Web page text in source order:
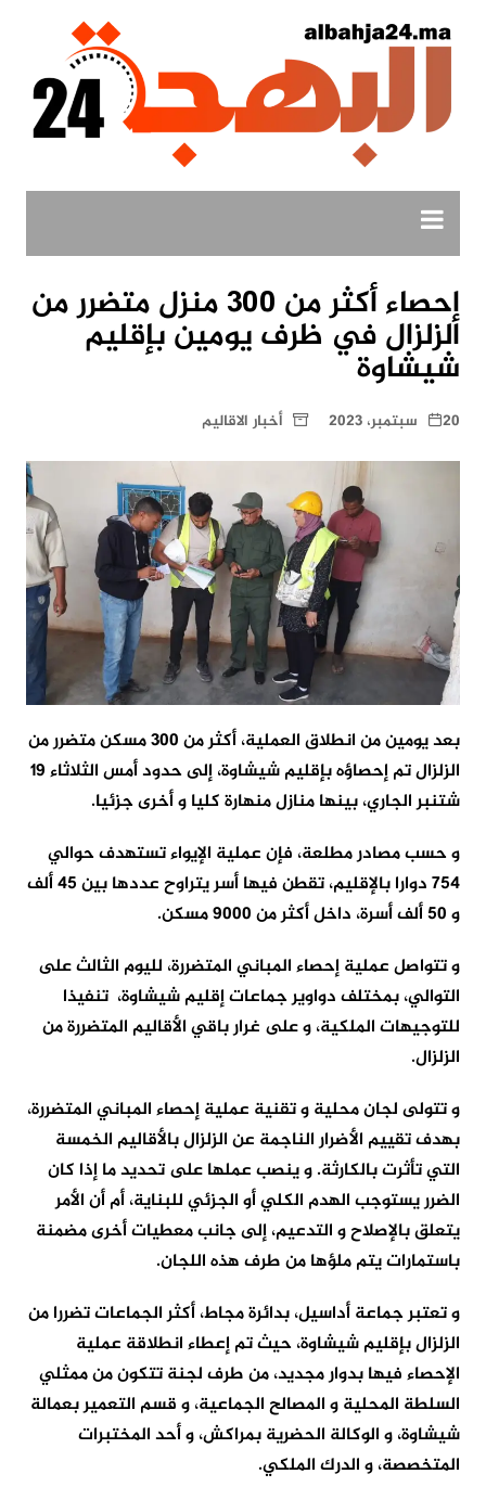
إحصاء أكثر من 300 منزل متضرر من
الزلزال في ظرف يومين بإقليم
شيشاوة
20 سبتمبر، 2023 أخبار الاقاليم
بعد يومين من انطلاق العملية، أكثر من 300 مسكن متضرر من
الزلزال تم إحصاؤه بإقليم شيشاوة، إلى حدود أمس الثلاثاء 19
شتنبر الجاري، بينها منازل منهارة كليا و أخرى جزئيا.
و حسب مصادر مطلعة، فإن عملية الإيواء تستهدف حوالي
754 دوارا بالإقليم، تقطن فيها أسر يتراوح عددها بين 45 ألف
و 50 ألف أسرة، داخل أكثر من 9000 مسكن.
و تتواصل عملية إحصاء المباني المتضررة، لليوم الثالث على
التوالي، بمختلف دواوير جماعات إقليم شيشاوة، تنفيذا
للتوجيهات الملكية، و على غرار باقي الأقاليم المتضررة من
الزلزال.
و تتولى لجان محلية و تقنية عملية إحصاء المباني المتضررة،
بهدف تقييم الأضرار الناجمة عن الزلزال بالأقاليم الخمسة
التي تأثرت بالكارثة. و ينصب عملها على تحديد ما إذا كان
الضرر يستوجب الهدم الكلي أو الجزئي للبناية، أم أن الأمر
يتعلق بالإصلاح و التدعيم، إلى جانب معطيات أخرى مضمنة
باستمارات يتم ملؤها من طرف هذه اللجان.
و تعتبر جماعة أداسيل، بدائرة مجاط، أكثر الجماعات تضررا من
الزلزال بإقليم شيشاوة، حيث تم إعطاء انطلاقة عملية
الإحصاء فيها بدوار مجديد، من طرف لجنة تتكون من ممثلي
السلطة المحلية و المصالح الجماعية، و قسم التعمير بعمالة
شيشاوة، و الوكالة الحضرية بمراكش، و أحد المختبرات
المتخصصة، و الدرك الملكي.